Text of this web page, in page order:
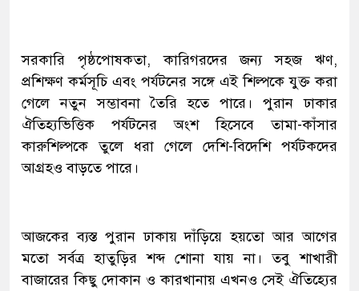
সরকারি পৃষ্ঠপোষকতা, কারিগরদের জন্য সহজ ঋণ,
প্রশিক্ষণ কর্মসূচি এবং পর্যটনের সঙ্গে এই শিল্পকে যুক্ত করা
গেলে নতুন সম্ভাবনা তৈরি হতে পারে। পুরান ঢাকার
ঐতিহ্যভিত্তিক পর্যটনের অংশ হিসেবে তামা-কাঁসার
কারুশিল্পকে তুলে ধরা গেলে দেশি-বিদেশি পর্যটকদের
আগ্রহও বাড়তে পারে।
আজকের ব্যস্ত পুরান ঢাকায় দাঁড়িয়ে হয়তো আর আগের
মতো সর্বত্র হাতুড়ির শব্দ শোনা যায় না। তবু শাখারী
বাজারের কিছু দোকান ও কারখানায় এখনও সেই ঐতিহ্যের